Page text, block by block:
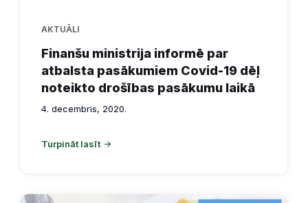
AKTUĀLI
Finanšu ministrija informē par
atbalsta pasākumiem Covid-19 dēļ
noteikto drošības pasākumu laikā
4. decembris, 2020.
Turpināt lasīt